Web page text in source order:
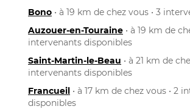
Bono • à 19 km de chez vous • 3
Auzouer-en-Touraine • à 19 km de
intervenants disponibles
Saint-Martin-le-Beau • à 21 km de
intervenants disponibles
Francueil • à 17 km de chez vous • 2
disponibles